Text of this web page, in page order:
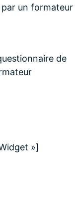
un formateur
de
»]